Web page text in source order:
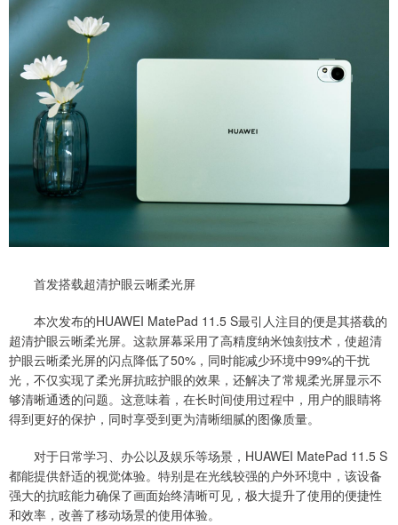
首发搭载超清护眼云晰柔光屏
本次发布的HUAWEI MatePad 11.5 S最引人注目的便是其搭载的
超清护眼云晰柔光屏。这款屏幕采用了高精度纳米蚀刻技术，使超清
护眼云晰柔光屏的闪点降低了50%，同时能减少环境中99%的干扰
光，不仅实现了柔光屏抗眩护眼的效果，还解决了常规柔光屏显示不
够清晰通透的问题。这意味着，在长时间使用过程中，用户的眼睛将
得到更好的保护，同时享受到更为清晰细腻的图像质量。
对于日常学习、办公以及娱乐等场景，HUAWEI MatePad 11.5 S
都能提供舒适的视觉体验。特别是在光线较强的户外环境中，该设备
强大的抗眩能力确保了画面始终清晰可见，极大提升了使用的便捷性
和效率，改善了移动场景的使用体验。